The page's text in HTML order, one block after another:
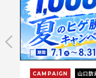
CAMPAIGN 山口防